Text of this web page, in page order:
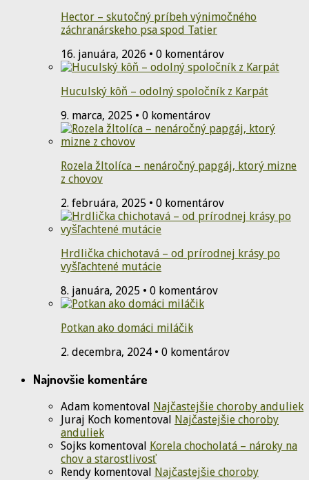
Hector – skutočný príbeh výnimočného
záchranárskeho psa spod Tatier
16. januára, 2026 • 0 komentárov
Huculský kôň – odolný spoločník z Karpát
9. marca, 2025 • 0 komentárov
Rozela žltolíca – nenáročný papgáj, ktorý mizne
z chovov
2. februára, 2025 • 0 komentárov
Hrdlička chichotavá – od prírodnej krásy po
vyšľachtené mutácie
8. januára, 2025 • 0 komentárov
Potkan ako domáci miláčik
2. decembra, 2024 • 0 komentárov
Najnovšie komentáre
Adam komentoval Najčastejšie choroby anduliek
Juraj Koch komentoval Najčastejšie choroby
anduliek
Sojks komentoval Korela chocholatá – nároky na
chov a starostlivosť
Rendy komentoval Najčastejšie choroby